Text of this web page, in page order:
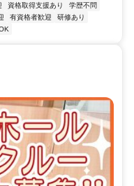
資格取得支援あり
学歴不問
有資格者歓迎
研修あり